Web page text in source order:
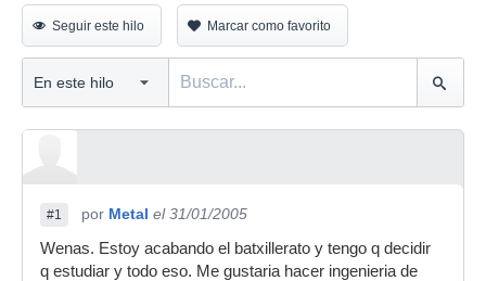
Seguir este hilo Marcar como favorito
#1 por Metal el 31/01/2005
Wenas. Estoy acabando el batxillerato y tengo q decidir
q estudiar y todo eso. Me gustaria hacer ingenieria de